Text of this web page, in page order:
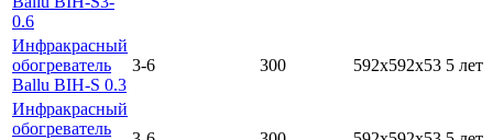
0.6
Инфракрасный
обогреватель
Ballu BIH-S 0.3
3-6 300 592х592х53 5 лет
Инфракрасный
обогреватель